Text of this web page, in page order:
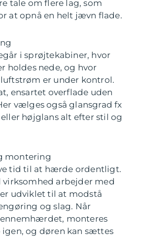
tale om flere lag, som
at opnå en helt jævn flade.
i sprøjtekabiner, hvor
holdes nede, og hvor
er under kontrol.
ensartet overflade uden
vælges også glansgrad fx
højglans alt efter stil og
montering
tid til at hærde ordentligt.
virksomhed arbejder med
udviklet til at modstå
og slag. Når
monteres
igen, og døren kan sættes